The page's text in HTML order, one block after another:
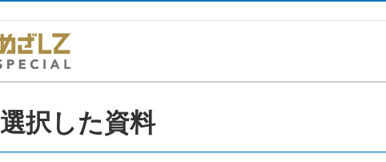
選択した資料